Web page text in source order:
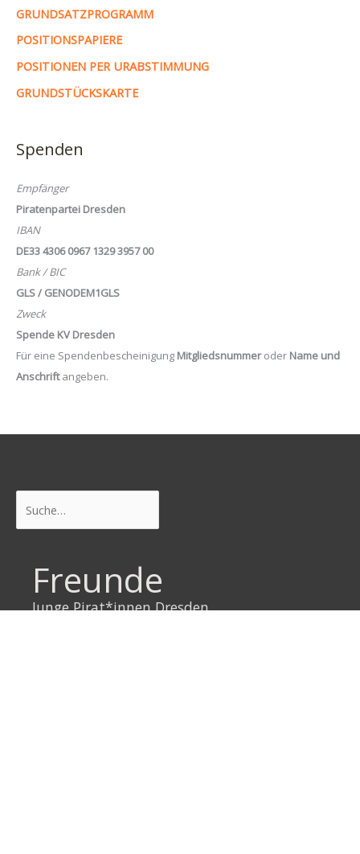
GRUNDSATZPROGRAMM
POSITIONSPAPIERE
POSITIONEN PER URABSTIMMUNG
GRUNDSTÜCKSKARTE
Spenden
Empfänger
Piratenpartei Dresden
IBAN
DE33 4306 0967 1329 3957 00
Bank / BIC
GLS / GENODEM1GLS
Zweck
Spende KV Dresden
Für eine Spendenbescheinigung Mitgliedsnummeroder Name und
Anschriftangeben.
Freunde
Junge Pirat*innen Dresden